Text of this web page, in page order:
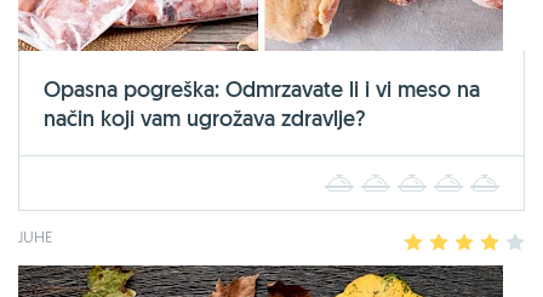
Opasna pogreška: Odmrzavate li i vi meso na
način koji vam ugrožava zdravlje?
2 3 4
JUHE 2 3 4